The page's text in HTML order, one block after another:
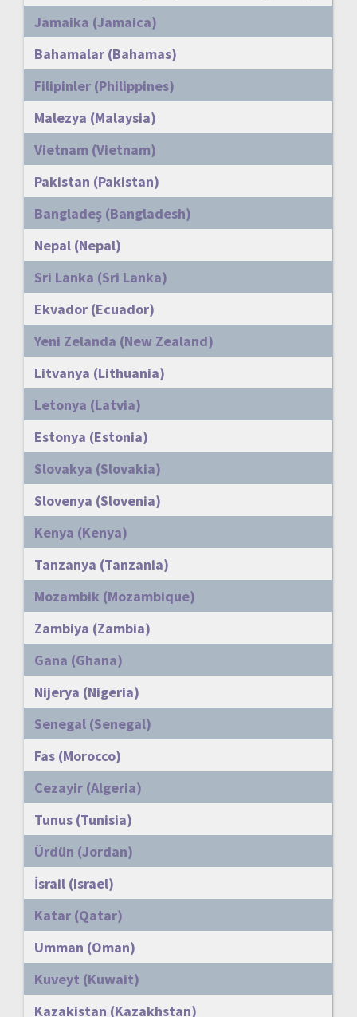
Jamaika (Jamaica)
Bahamalar (Bahamas)
Filipinler (Philippines)
Malezya (Malaysia)
Vietnam (Vietnam)
Pakistan (Pakistan)
Bangladeş (Bangladesh)
Nepal (Nepal)
Sri Lanka (Sri Lanka)
Ekvador (Ecuador)
Yeni Zelanda (New Zealand)
Litvanya (Lithuania)
Letonya (Latvia)
Estonya (Estonia)
Slovakya (Slovakia)
Slovenya (Slovenia)
Kenya (Kenya)
Tanzanya (Tanzania)
Mozambik (Mozambique)
Zambiya (Zambia)
Gana (Ghana)
Nijerya (Nigeria)
Senegal (Senegal)
Fas (Morocco)
Cezayir (Algeria)
Tunus (Tunisia)
Ürdün (Jordan)
İsrail (Israel)
Katar (Qatar)
Umman (Oman)
Kuveyt (Kuwait)
Kazakistan (Kazakhstan)